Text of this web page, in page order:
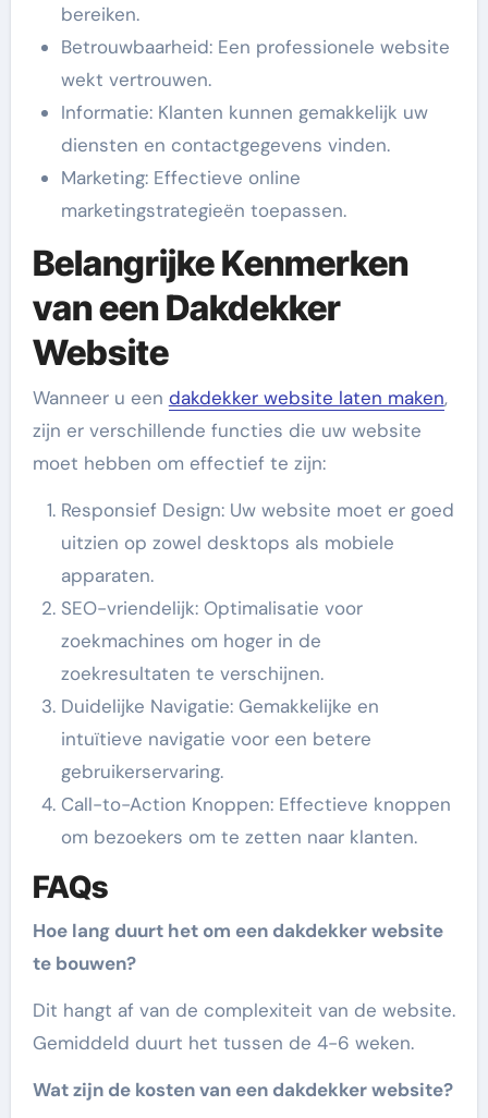
bereiken.
Betrouwbaarheid: Een professionele website
wekt vertrouwen.
Informatie: Klanten kunnen gemakkelijk uw
diensten en contactgegevens vinden.
Marketing: Effectieve online
marketingstrategieën toepassen.
Belangrijke Kenmerken
van een Dakdekker
Website
Wanneer u een dakdekker website laten maken,
zijn er verschillende functies die uw website
moet hebben om effectief te zijn:
Responsief Design: Uw website moet er goed
uitzien op zowel desktops als mobiele
apparaten.
SEO-vriendelijk: Optimalisatie voor
zoekmachines om hoger in de
zoekresultaten te verschijnen.
Duidelijke Navigatie: Gemakkelijke en
intuïtieve navigatie voor een betere
gebruikerservaring.
Call-to-Action Knoppen: Effectieve knoppen
om bezoekers om te zetten naar klanten.
FAQs
Hoe lang duurt het om een dakdekker website
te bouwen?
Dit hangt af van de complexiteit van de website.
Gemiddeld duurt het tussen de 4-6 weken.
Wat zijn de kosten van een dakdekker website?